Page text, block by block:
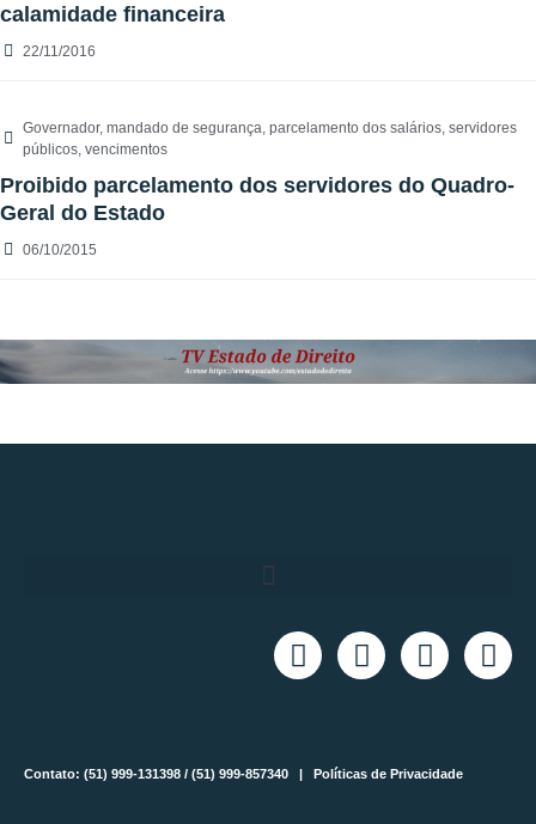
calamidade financeira
22/11/2016
Governador, mandado de segurança, parcelamento dos salários, servidores
públicos, vencimentos
Proibido parcelamento dos servidores do Quadro-
Geral do Estado
06/10/2015
Contato: (51) 999-131398 / (51) 999-857340 | Políticas de Privacidade